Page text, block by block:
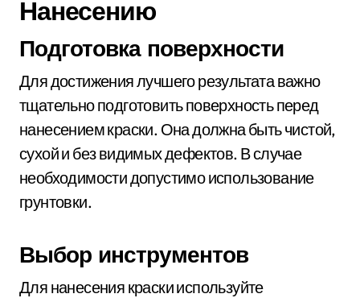
Нанесению
Подготовка поверхности
Для достижения лучшего результата важно
тщательно подготовить поверхность перед
нанесением краски. Она должна быть чистой,
сухой и без видимых дефектов. В случае
необходимости допустимо использование
грунтовки.
Выбор инструментов
Для нанесения краски используйте